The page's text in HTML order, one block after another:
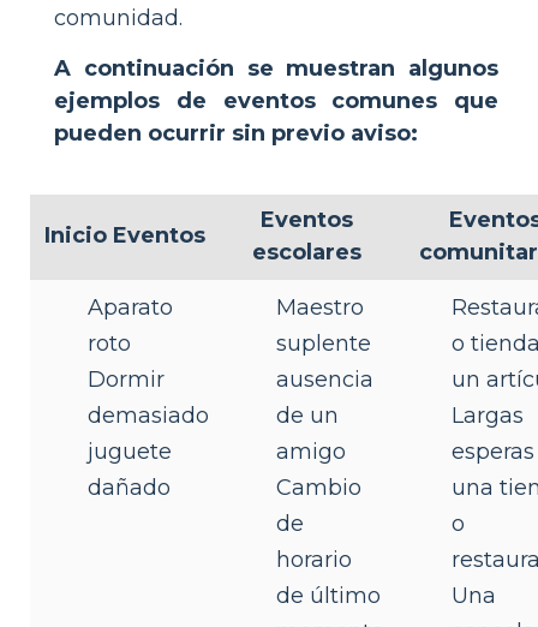
comunidad.
A continuación se muestran algunos
ejemplos de eventos comunes que
pueden ocurrir sin previo aviso:
Inicio Eventos
Eventos
escolares
Aparato
roto
Dormir
demasiado
juguete
dañado
Maestro
suplente
ausencia
de un
amigo
Cambio
de
horario
de último
o
un
Largas
una
o
Una